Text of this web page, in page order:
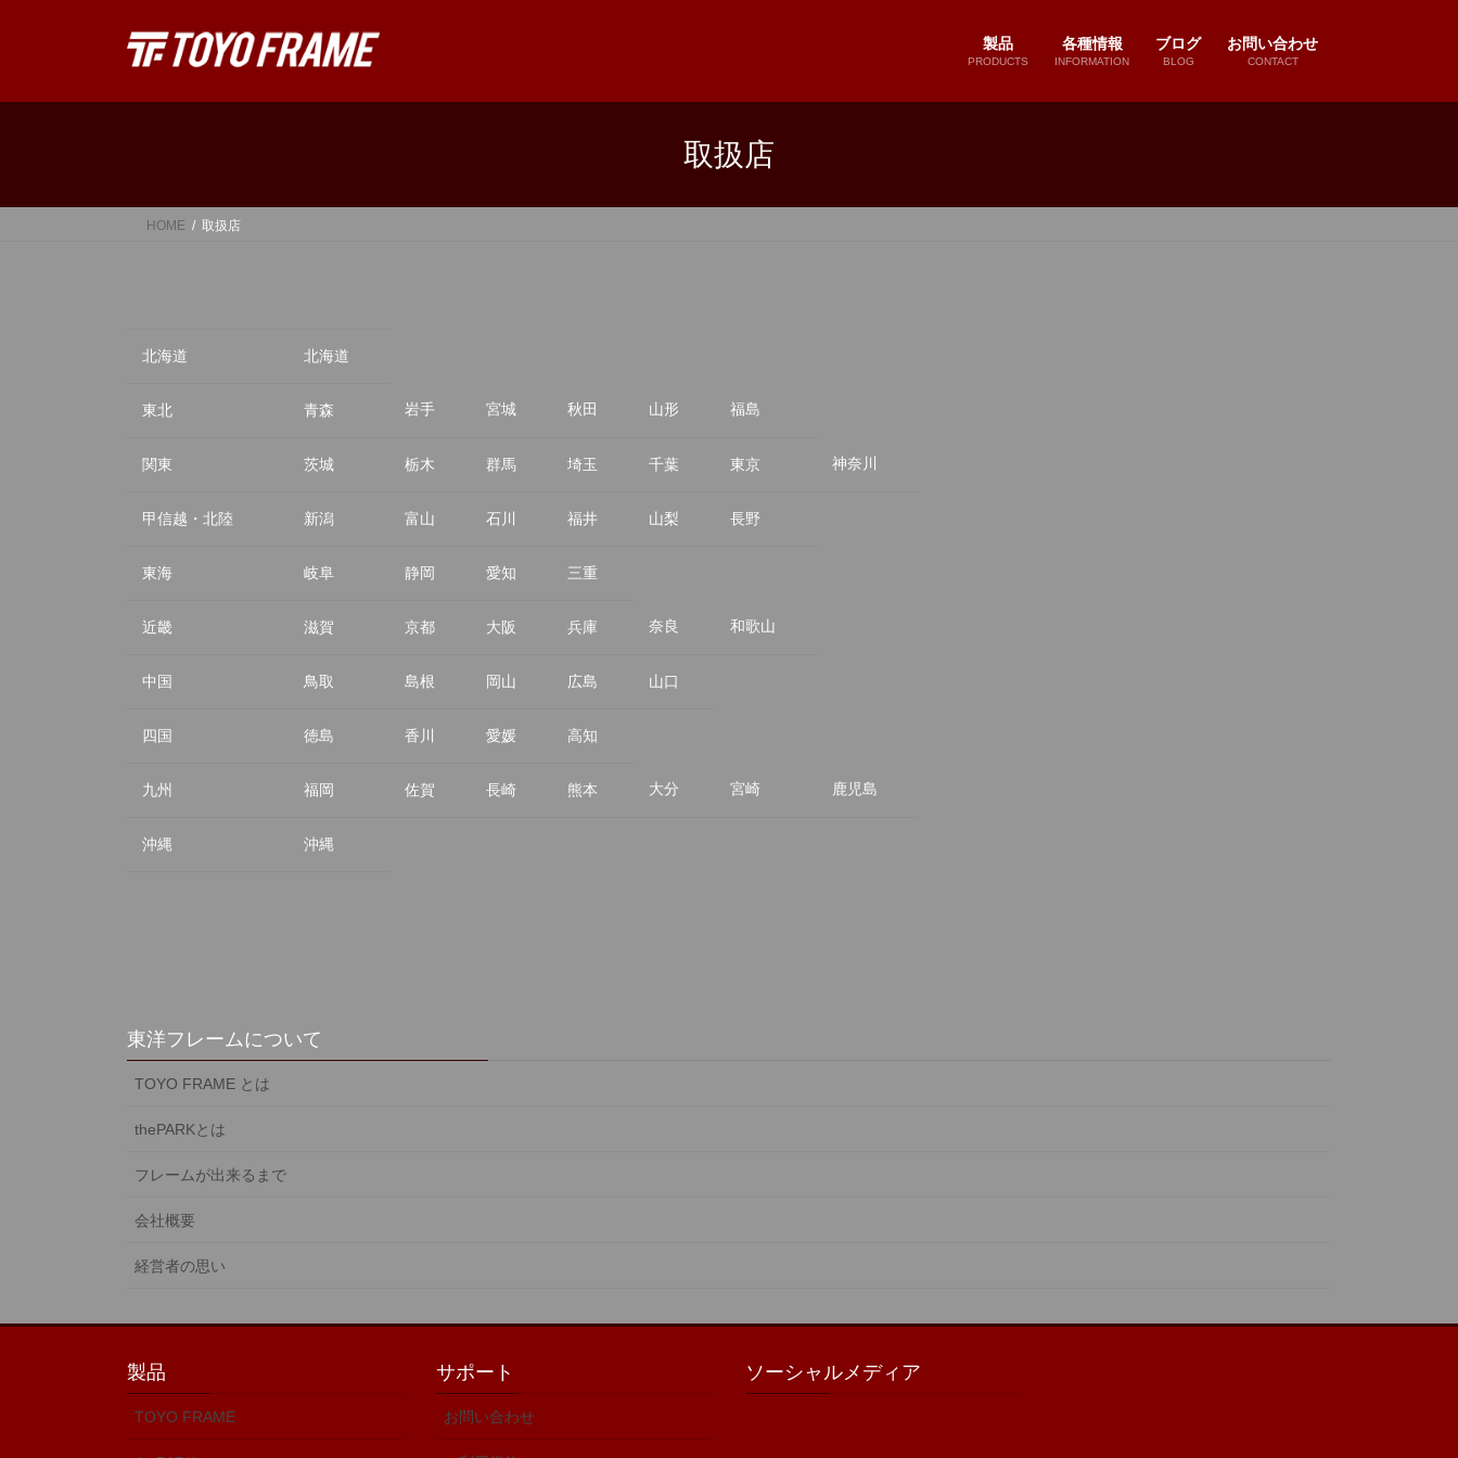
製品
PRODUCTS
各種情報
INFORMATION
ブログ
BLOG
お問い合わせ
CONTACT
取扱店
HOME 取扱店
北海道 北海道
東北 青森 岩手 宮城 秋田 山形 福島
関東 茨城 栃木 群馬 埼玉 千葉 東京 神奈川
甲信越・北陸 新潟 富山 石川 福井 山梨 長野
東海 岐阜 静岡 愛知 三重
近畿 滋賀 京都 大阪 兵庫 奈良 和歌山
中国 鳥取 島根 岡山 広島 山口
四国 徳島 香川 愛媛 高知
九州 福岡 佐賀 長崎 熊本 大分 宮崎 鹿児島
沖縄 沖縄
東洋フレームについて
TOYO FRAME とは
thePARKとは
フレームが出来るまで
会社概要
経営者の思い
製品
TOYO FRAME
サポート
お問い合わせ
ソーシャルメディア